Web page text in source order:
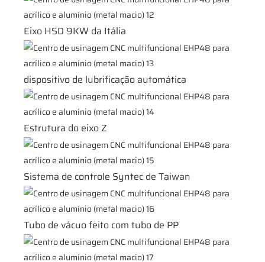
Eixo HSD 9KW da Itália
dispositivo de lubrificação automática
Estrutura do eixo Z
Sistema de controle Syntec de Taiwan
Tubo de vácuo feito com tubo de PP